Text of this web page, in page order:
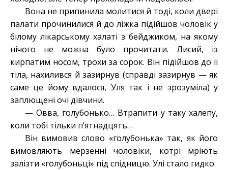
Вона не припинила молитися й тоді, коли двері
палати прочинилися й до ліжка підійшов чоловік у
білому лікарському халаті з бейджиком, на якому
нічого не можна було прочитати. Лисий, із
кирпатим носом, трохи за сорок. Він підійшов до її
тіла, нахилився й зазирнув (справді зазирнув — як
саме це йому вдалося, Уля так і не зрозуміла) у
заплющені очі дівчини.
— Овва, голубонько… Втрапити у таку халепу,
коли тобі тільки п’ятнадцять…
Він вимовив слово «голубонька» так, як його
вимовляють мерзенні чоловіки, котрі мріють
залізти «голубоньці» під спідницю. Улі стало гидко.